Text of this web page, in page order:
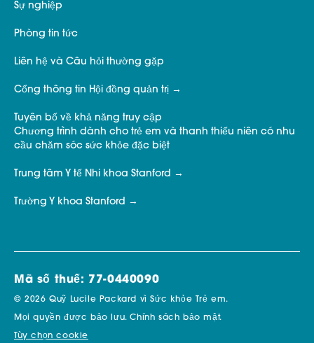
Sự nghiệp
Phòng tin tức
Liên hệ và Câu hỏi thường gặp
Cổng thông tin Hội đồng quản trị
Tuyên bố về khả năng truy cập
Chương trình dành cho trẻ em và thanh thiếu niên có nhu
cầu chăm sóc sức khỏe đặc biệt
Trung tâm Y tế Nhi khoa Stanford
Trường Y khoa Stanford
Mã số thuế: 77-0440090
© 2026 Quỹ Lucile Packard vì Sức khỏe Trẻ em.
Mọi quyền được bảo lưu.Chính sách bảo mật.
Tùy chọn cookie